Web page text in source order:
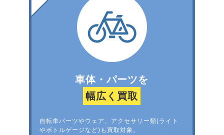
車体・パーツを
幅広く買取
自転車パーツやウェア、アクセサリー類(ライト
やボトルゲージなど)も買取対象。